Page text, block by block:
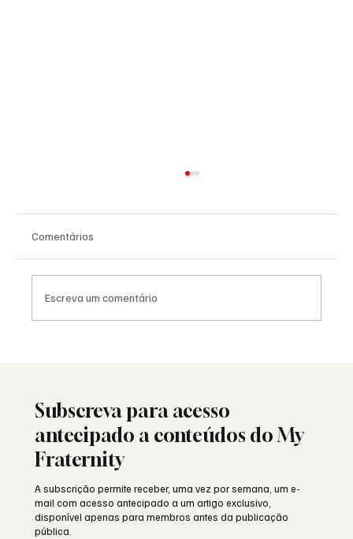
Comentários
Escreva um comentário
Subscreva para acesso
antecipado a conteúdos do My
Fraternity
A subscrição permite receber, uma vez por semana, um e-
mail com acesso antecipado a um artigo exclusivo,
disponível apenas para membros antes da publicação
pública.